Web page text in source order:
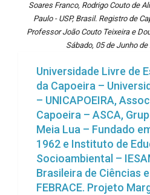
Soares Franco, Rodrigo Couto de
Paulo - USP, Brasil. Registro de
Professor João Couto Teixeira e
Sábado, 05 de Junho de
Universidade Livre de
da Capoeira –
– UNICAPOEIRA,
Capoeira – ASCA,
Meia Lua – Fundado
1962 e Instituto de
Socioambiental –
Brasileira de Ciências
FEBRACE. Projeto